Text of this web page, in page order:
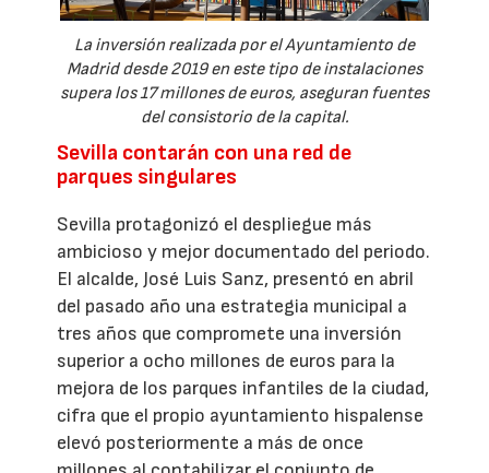
La inversión realizada por el Ayuntamiento de
Madrid desde 2019 en este tipo de instalaciones
supera los 17 millones de euros, aseguran fuentes
del consistorio de la capital.
Sevilla contarán con una red de
parques singulares
Sevilla protagonizó el despliegue más
ambicioso y mejor documentado del periodo.
El alcalde, José Luis Sanz, presentó en abril
del pasado año una estrategia municipal a
tres años que compromete una inversión
superior a ocho millones de euros para la
mejora de los parques infantiles de la ciudad,
cifra que el propio ayuntamiento hispalense
elevó posteriormente a más de once